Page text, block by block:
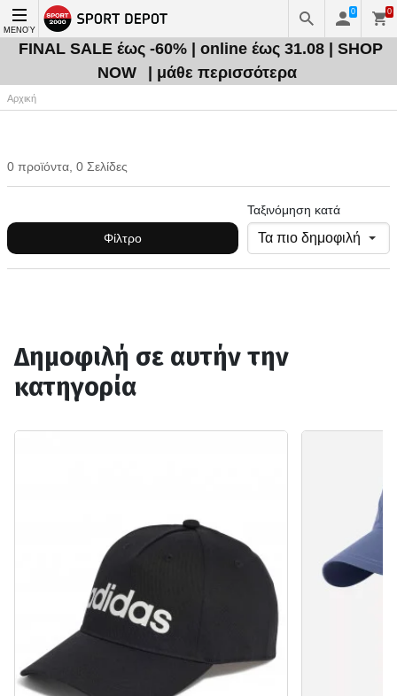
ΜΕΝΟΎ
0 0
FINAL SALE έως -60% | online έως 31.08 | SHOP
NOW
| μάθε περισσότερα
Αρχική
0 προϊόντα, 0 Σελίδες
Φίλτρο
Ταξινόμηση κατά
Δημοφιλή σε αυτήν την
κατηγορία